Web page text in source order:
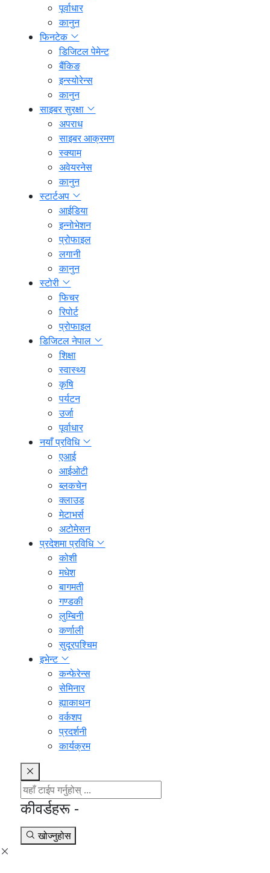
पूर्वाधार
कानुन
फिनटेक
डिजिटल पेमेन्ट
बैंकिङ
इन्स्योरेन्स
कानुन
साइबर सुरक्षा
अपराध
साइबर आक्रमण
स्क्याम
अवेयरनेस
कानुन
स्टार्टअप
आईडिया
इन्नोभेशन
प्रोफाइल
लगानी
कानुन
स्टोरी
फिचर
रिपोर्ट
प्रोफाइल
डिजिटल नेपाल
शिक्षा
स्वास्थ्य
कृषि
पर्यटन
उर्जा
पूर्वाधार
नयाँ प्रविधि
एआई
आईओटी
ब्लकचेन
क्लाउड
मेटाभर्स
अटोमेसन
प्रदेशमा प्रविधि
कोशी
मधेश
बागमती
गण्डकी
लुम्बिनी
कर्णाली
सुदूरपश्चिम
इभेन्ट
कन्फेरेन्स
सेमिनार
ह्याकाथन
वर्कशप
प्रदर्शनी
कार्यक्रम
कीवर्डहरू -
खोज्नुहोस